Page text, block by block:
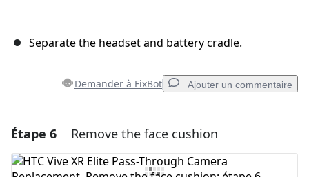
Separate the headset and battery cradle.
Demander à FixBot Ajouter un commentaire
Ajouter un commentaire
Ajouter un commentaire
Étape 6 Remove the face cushion